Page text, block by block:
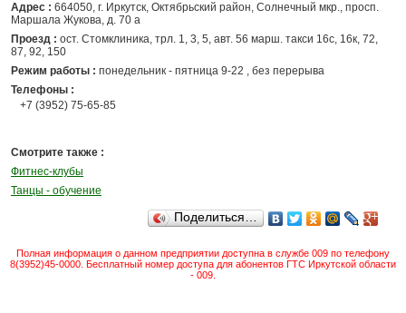
Адрес : 664050, г. Иркутск, Октябрьский район, Солнечный мкр., просп.
Маршала Жукова, д. 70 а
Проезд : ост. Стомклиника, трл. 1, 3, 5, авт. 56 марш. такси 16с, 16к, 72,
87, 92, 150
Режим работы : понедельник - пятница 9-22 , без перерыва
Телефоны :
+7 (3952) 75-65-85
Смотрите также :
Фитнес-клубы
Танцы - обучение
Поделиться…
Полная информация о данном предприятии доступна в службе 009 по телефону
8(3952)45-0000. Бесплатный номер доступа для абонентов ГТС Иркутской области
- 009.